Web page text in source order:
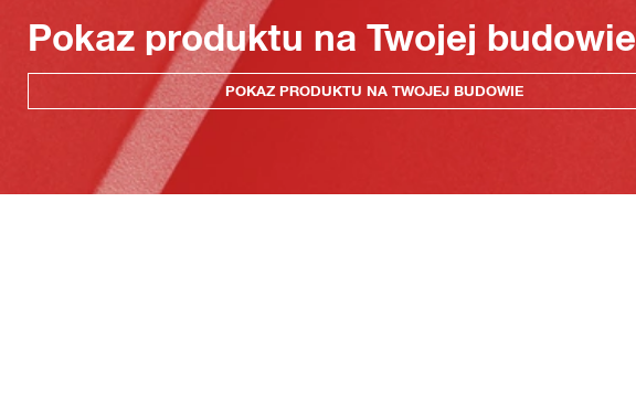
Pokaz produktu na Twojej budowie
POKAZ PRODUKTU NA TWOJEJ BUDOWIE